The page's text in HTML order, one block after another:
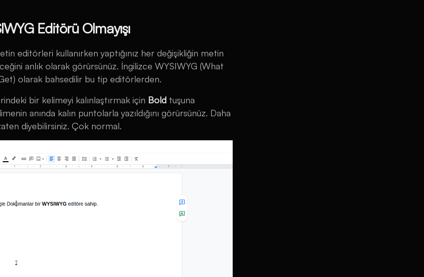
Editörü Olmayışı
editörleri kullanırken yaptığınız her değişikliğin metin
anlık olarak görürsünüz. İngilizce WYSIWYG (What
olarak bahsedilir bu tip editörlerden.
bir kelimeyi kalınlaştırmak için Bold tuşuna
anında kalın puntolarla yazıldığını görürsünüz. Daha
diyebilirsiniz. Çok normal.